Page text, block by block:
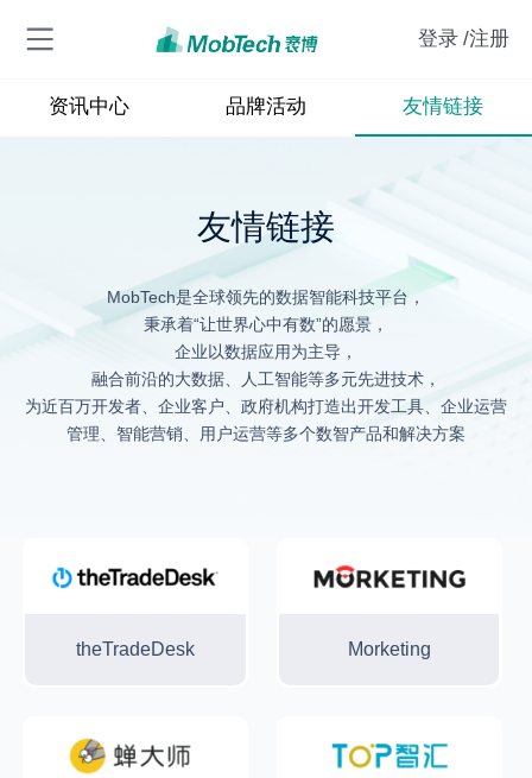
登录 /注册
资讯中心 品牌活动 友情链接
友情链接
MobTech是全球领先的数据智能科技平台，
秉承着“让世界心中有数”的愿景，
企业以数据应用为主导，
融合前沿的大数据、人工智能等多元先进技术，
为近百万开发者、企业客户、政府机构打造出开发工具、企业运营
管理、智能营销、用户运营等多个数智产品和解决方案
theTradeDesk Morketing